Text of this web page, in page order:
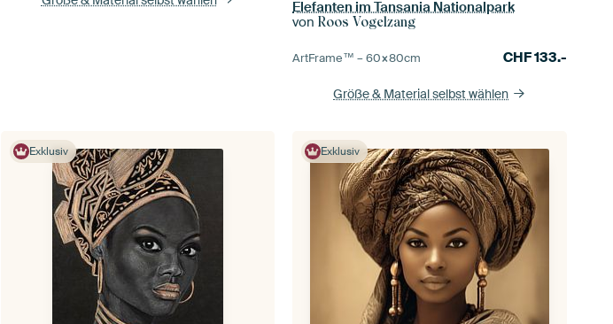
Elefanten im Tansania Nationalpark
vonRoos Vogelzang
ArtFrame™ –60×80cm CHF133.-
Größe & Material selbst wählen
Exklusiv Exklusiv